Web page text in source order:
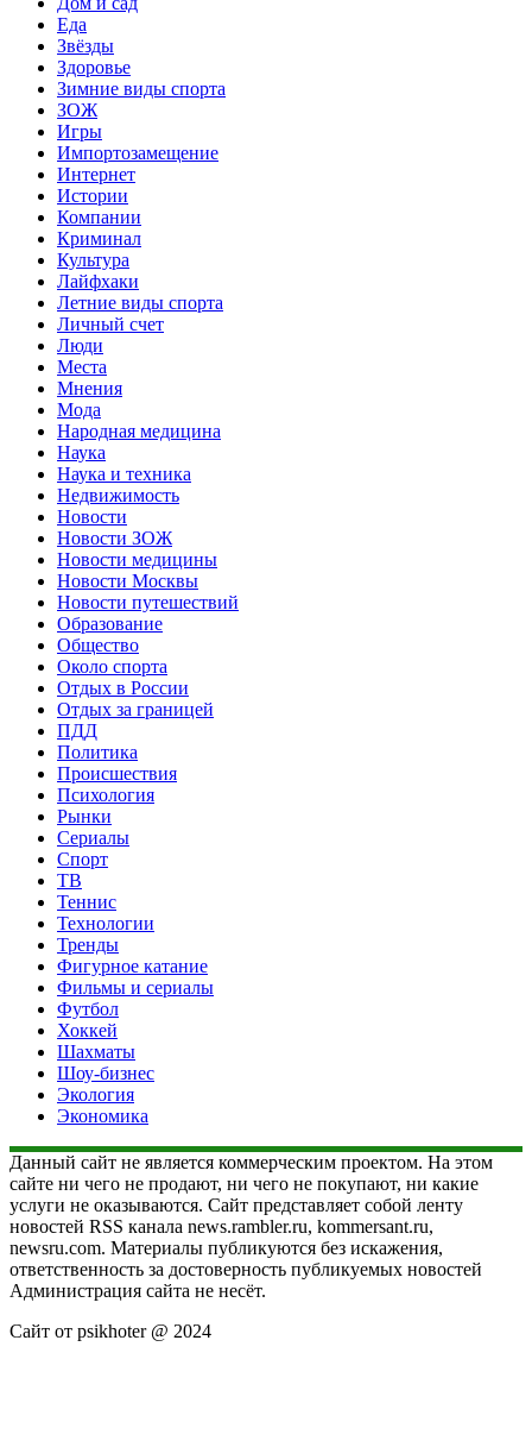
Еда
Звёзды
Здоровье
Зимние виды спорта
ЗОЖ
Игры
Импортозамещение
Интернет
Истории
Компании
Криминал
Культура
Лайфхаки
Летние виды спорта
Личный счет
Люди
Места
Мнения
Мода
Народная медицина
Наука
Наука и техника
Недвижимость
Новости
Новости ЗОЖ
Новости медицины
Новости Москвы
Новости путешествий
Образование
Общество
Около спорта
Отдых в России
Отдых за границей
ПДД
Политика
Происшествия
Психология
Рынки
Сериалы
Спорт
ТВ
Теннис
Технологии
Тренды
Фигурное катание
Фильмы и сериалы
Футбол
Хоккей
Шахматы
Шоу-бизнес
Экология
Экономика
Данный сайт не является коммерческим проектом. На этом
сайте ни чего не продают, ни чего не покупают, ни какие
услуги не оказываются. Сайт представляет собой ленту
новостей RSS канала news.rambler.ru, kommersant.ru,
newsru.com. Материалы публикуются без искажения,
ответственность за достоверность публикуемых новостей
Администрация сайта не несёт.
Сайт от psikhoter @ 2024